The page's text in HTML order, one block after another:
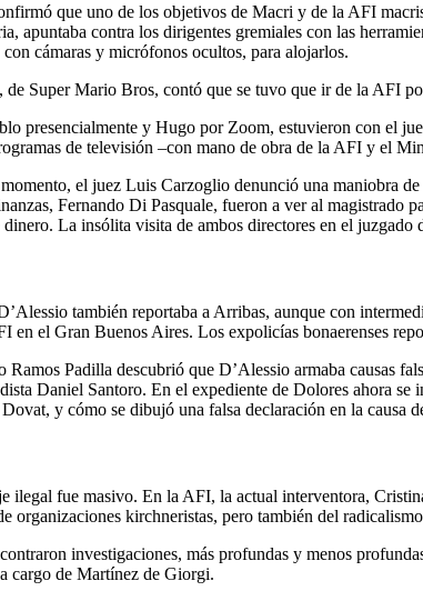
que uno de los objetivos de Macri y de la AFI
apuntaba contra los dirigentes gremiales con las
cámaras y micrófonos ocultos, para alojarlos.
Super Mario Bros, contó que se tuvo que ir de la AFI
presencialmente y Hugo por Zoom, estuvieron con el
de televisión –con mano de obra de la AFI y el
el juez Luis Carzoglio denunció una maniobra
Fernando Di Pasquale, fueron a ver al magistrado
La insólita visita de ambos directores en el
también reportaba a Arribas, aunque con
en el Gran Buenos Aires. Los expolicías bonaerenses
Ramos Padilla descubrió que D’Alessio armaba causas
Daniel Santoro. En el expediente de Dolores ahora
y cómo se dibujó una falsa declaración en la
ilegal fue masivo. En la AFI, la actual interventora,
organizaciones kirchneristas, pero también del
investigaciones, más profundas y menos
cargo de Martínez de Giorgi.